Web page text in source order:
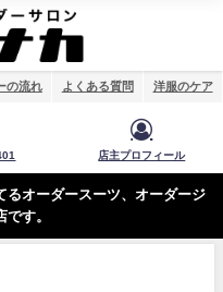
の流れ よくある質問 洋服のケア
店主プロフィール
るオーダースーツ、オーダージ
です。